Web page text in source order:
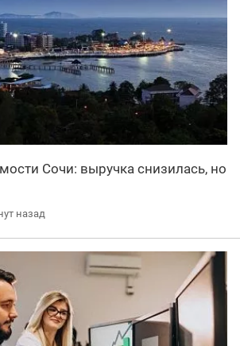
Сочи: выручка снизилась, но
назад